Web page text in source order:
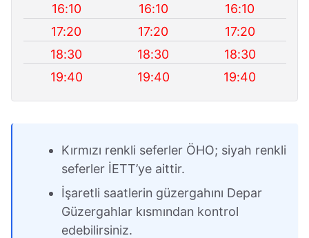
16:10 16:10
16:10
17:20
17:20
17:20
18:30
18:30
18:30
19:40
19:40 19:40
Kırmızı renkli seferler ÖHO; siyah renkli
seferler İETT’ye aittir.
İşaretli saatlerin güzergahını Depar
Güzergahlar kısmından kontrol
edebilirsiniz.